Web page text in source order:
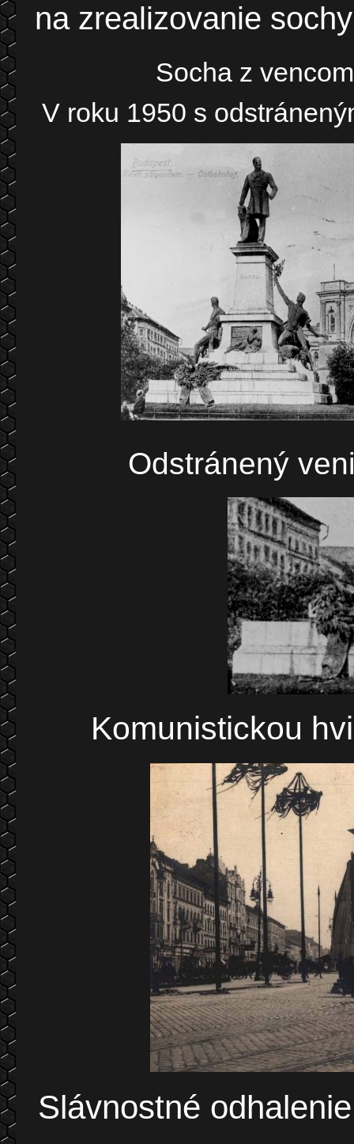
na zrealizovanie
Socha z
V roku 1950 s
Odstránený
Komunistickou
Slávnostné